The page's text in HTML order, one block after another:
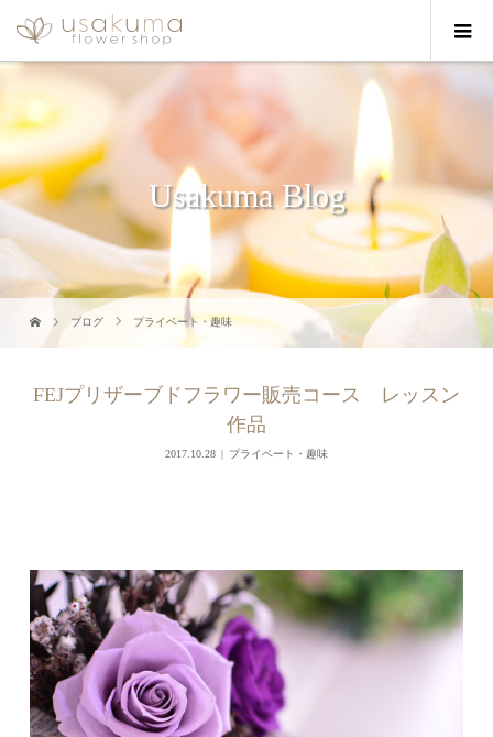
Usakuma Blog
ブログ プライベート・趣味
FEJプリザーブドフラワー販売コース レッスン
作品
2017.10.28 プライベート・趣味